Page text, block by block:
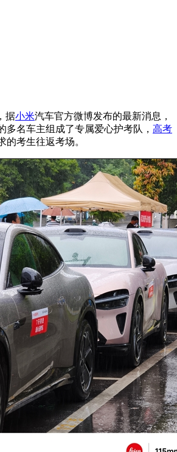
据小米汽车官方微博发布的最新消息，
多名车主组成了专属爱心护考队， 高考
的考生往返考场。